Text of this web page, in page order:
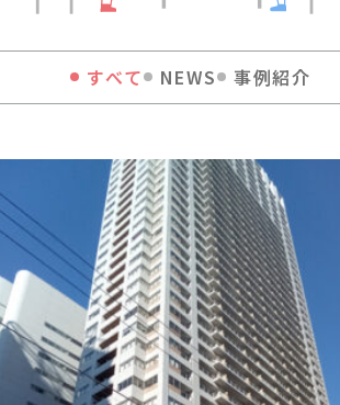
すべて NEWS 事例紹介